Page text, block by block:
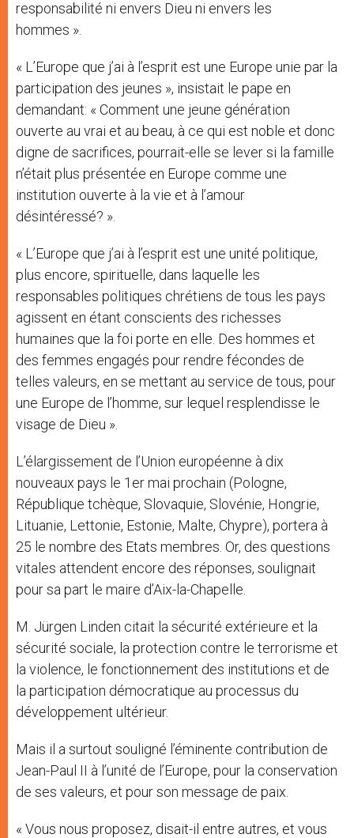
responsabilité ni envers Dieu ni envers les
hommes ».
« L’Europe que j’ai à l’esprit est une Europe unie par la
participation des jeunes », insistait le pape en
demandant: « Comment une jeune génération
ouverte au vrai et au beau, à ce qui est noble et donc
digne de sacrifices, pourrait-elle se lever si la famille
n’était plus présentée en Europe comme une
institution ouverte à la vie et à l’amour
désintéressé? ».
« L’Europe que j’ai à l’esprit est une unité politique,
plus encore, spirituelle, dans laquelle les
responsables politiques chrétiens de tous les pays
agissent en étant conscients des richesses
humaines que la foi porte en elle. Des hommes et
des femmes engagés pour rendre fécondes de
telles valeurs, en se mettant au service de tous, pour
une Europe de l’homme, sur lequel resplendisse le
visage de Dieu ».
L’élargissement de l’Union européenne à dix
nouveaux pays le 1er mai prochain (Pologne,
République tchèque, Slovaquie, Slovénie, Hongrie,
Lituanie, Lettonie, Estonie, Malte, Chypre), portera à
25 le nombre des Etats membres. Or, des questions
vitales attendent encore des réponses, soulignait
pour sa part le maire d’Aix-la-Chapelle.
M. Jürgen Linden citait la sécurité extérieure et la
sécurité sociale, la protection contre le terrorisme et
la violence, le fonctionnement des institutions et de
la participation démocratique au processus du
développement ultérieur.
Mais il a surtout souligné l’éminente contribution de
Jean-Paul II à l’unité de l’Europe, pour la conservation
de ses valeurs, et pour son message de paix.
« Vous nous proposez, disait-il entre autres, et vous